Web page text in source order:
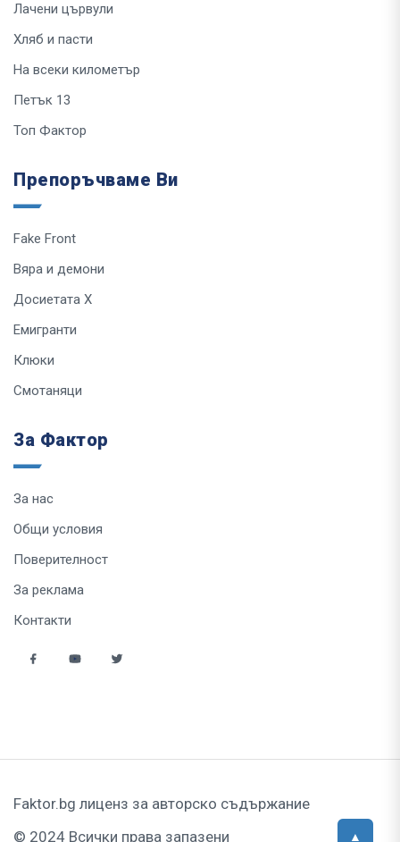
Лачени цървули
Хляб и пасти
На всеки километър
Петък 13
Топ Фактор
Препоръчваме Ви
Fake Front
Вяра и демони
Досиетата Х
Емигранти
Клюки
Смотаняци
За Фактор
За нас
Общи условия
Поверителност
За реклама
Контакти
Faktor.bg лиценз за авторско съдържание
© 2024 Всички права запазени